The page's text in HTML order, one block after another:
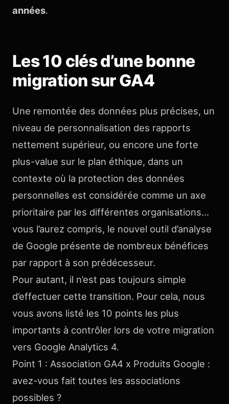
années.
Les 10 clés d’une bonne
migration sur GA4
Une remontée des données plus précises, un
niveau de personnalisation des rapports
nettement supérieur, ou encore une forte
plus-value sur le plan éthique, dans un
contexte où la protection des données
personnelles est considérée comme un axe
prioritaire par les différentes organisations…
vous l’aurez compris, le nouvel outil d’analyse
de Google présente de nombreux bénéfices
par rapport à son prédécesseur.
Pour autant, il n’est pas toujours simple
d’effectuer cette transition. Pour cela, nous
vous avons listé les 10 points les plus
importants à contrôler lors de votre migration
vers Google Analytics 4.
Point 1 : Association GA4 x Produits Google :
avez-vous fait toutes les associations
possibles ?